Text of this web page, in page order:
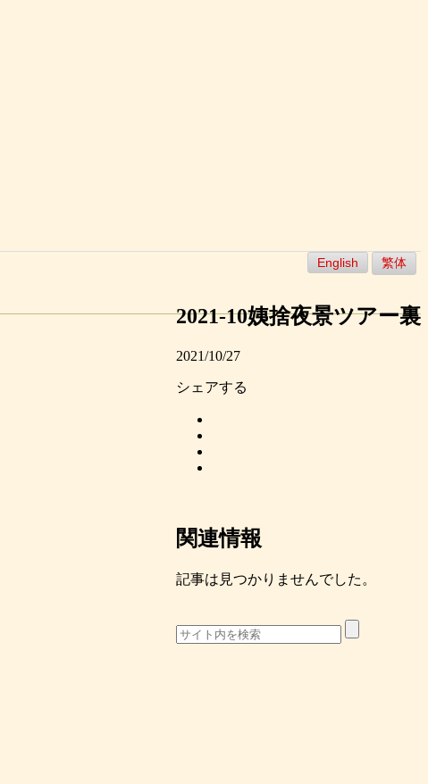
English 繁体
2021-10姨捨夜景ツアー裏
2021/10/27
シェアする
関連情報
記事は見つかりませんでした。